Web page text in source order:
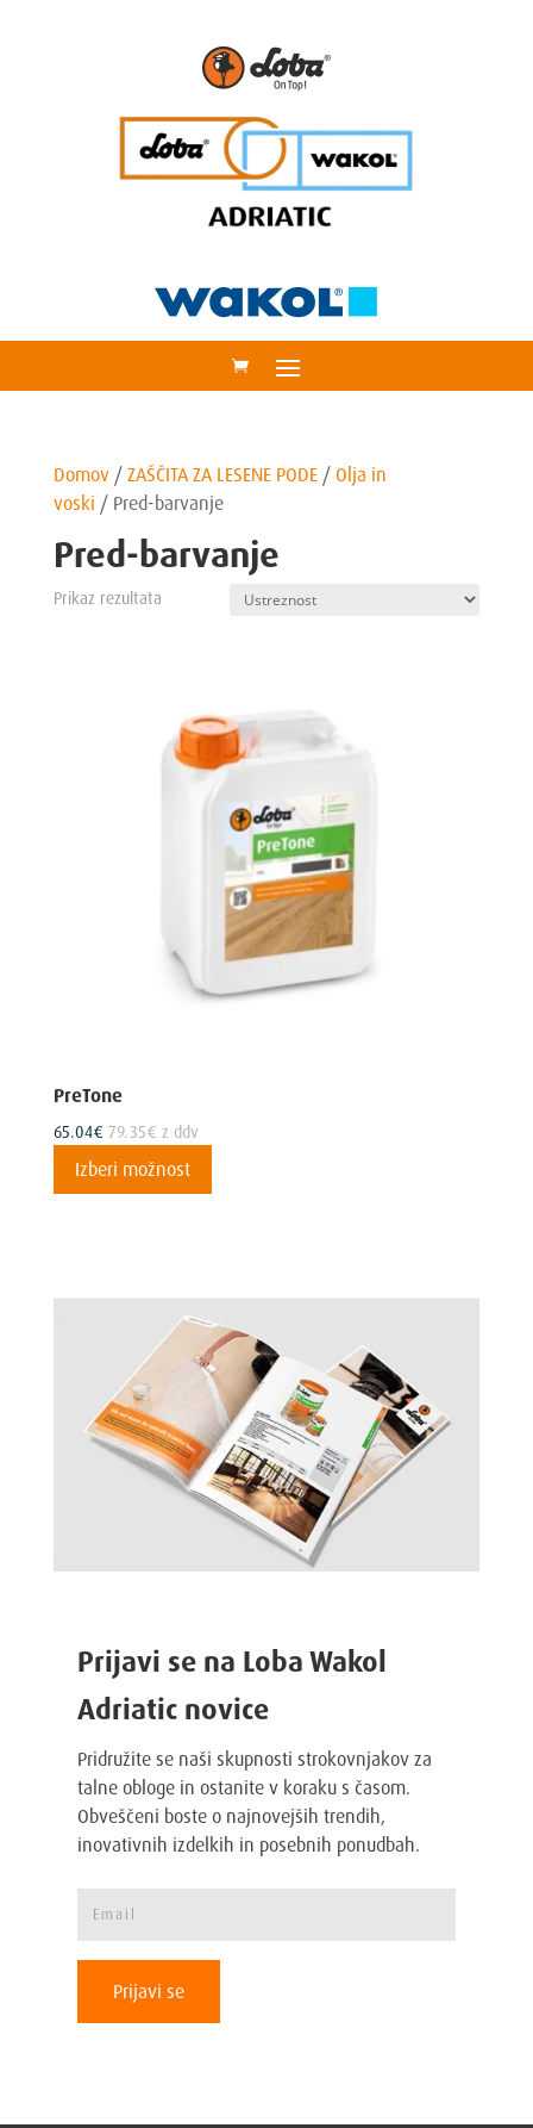
Domov/ ZAŠČITA ZA LESENE PODE/ Olja in
voski / Pred-barvanje
Pred-barvanje
Prikaz rezultata
PreTone
65.04€ 79.35€ z ddv
Izberi možnost
izdelek
Možnosti
lahko
izberete
na
strani
izdelka
Prijavi se na Loba Wakol
Adriatic novice
Pridružite se naši skupnosti strokovnjakov za
talne obloge in ostanite v koraku s časom.
Obveščeni boste o najnovejših trendih,
inovativnih izdelkih in posebnih ponudbah.
Prijavi se